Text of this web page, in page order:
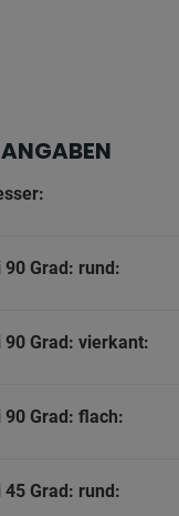
Grad: rund:
Grad: vierkant:
Grad: flach:
Grad: rund: